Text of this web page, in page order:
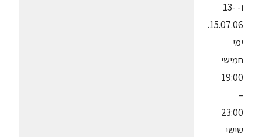
ו- 13-
15.07.06.
ימי
חמישי
19:00
–
23:00
שישי